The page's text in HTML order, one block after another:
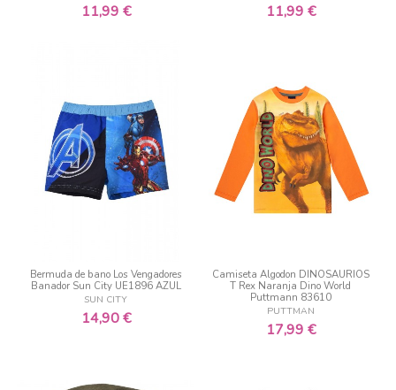
11,99 € 11,99 €
Bermuda de bano Los Vengadores
Banador Sun City UE1896 AZUL
SUN CITY
14,90 €
Camiseta Algodon DINOSAURIOS
T Rex Naranja Dino World
Puttmann 83610
PUTTMAN
17,99 €